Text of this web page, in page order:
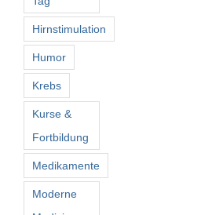
Hirnstimulation
Humor
Krebs
Kurse &
Fortbildung
Medikamente
Moderne